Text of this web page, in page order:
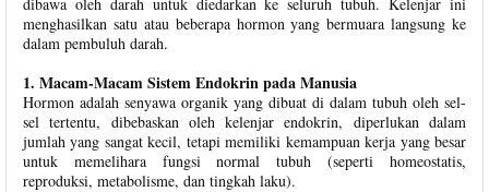
menghasilkan satu atau beberapa hormon yang bermuara langsung ke
dalam pembuluh darah.
1. Macam-Macam Sistem Endokrin pada Manusia
Hormon adalah senyawa organik yang dibuat di dalam tubuh oleh sel-
sel tertentu, dibebaskan oleh kelenjar endokrin, diperlukan dalam
jumlah yang sangat kecil, tetapi memiliki kemampuan kerja yang besar
untuk memelihara fungsi normal tubuh (seperti homeostatis,
reproduksi, metabolisme, dan tingkah laku).